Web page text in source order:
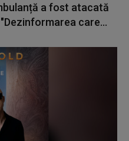
a fost atacată
care...